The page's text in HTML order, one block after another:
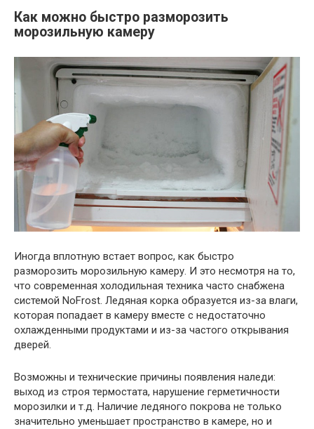
Как можно быстро разморозить
морозильную камеру
Иногда вплотную встает вопрос, как быстро
разморозить морозильную камеру. И это несмотря на то,
что современная холодильная техника часто снабжена
системой NoFrost. Ледяная корка образуется из-за влаги,
которая попадает в камеру вместе с недостаточно
охлажденными продуктами и из-за частого открывания
дверей.
Возможны и технические причины появления наледи:
выход из строя термостата, нарушение герметичности
морозилки и т.д. Наличие ледяного покрова не только
значительно уменьшает пространство в камере, но и